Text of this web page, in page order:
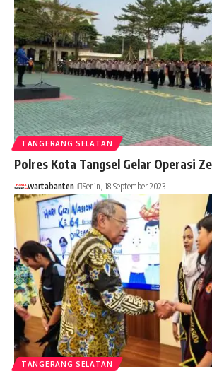
TANGERANG SELATAN
Polres Kota Tangsel Gelar Operasi
wartabanten Senin, 18 September 2023
TANGERANG SELATAN